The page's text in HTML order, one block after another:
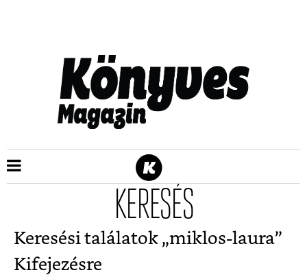
KERESÉS
Keresési találatok „miklos-laura”
Kifejezésre